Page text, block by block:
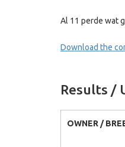
Al 11 perde wat
Download the
Results /
OWNER /